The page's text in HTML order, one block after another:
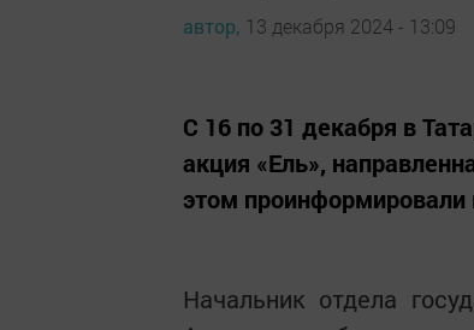
автор, 13 декабря 2024 - 13:09
С 16 по 31 декабря в
акция «Ель»,
этом проинформировали
Начальник отдела